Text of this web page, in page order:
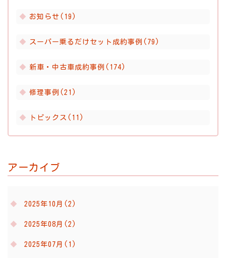
お知らせ(19)
スーパー乗るだけセット成約事例(79)
新車・中古車成約事例(174)
修理事例(21)
トピックス(11)
アーカイブ
2025年10月(2)
2025年08月(2)
2025年07月(1)